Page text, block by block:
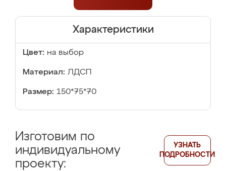
Характеристики
Цвет: на выбор
Материал: ЛДСП
Размер: 150*75*70
Изготовим по
индивидуальному
проекту:
УЗНАТЬ
ПОДРОБНОСТИ